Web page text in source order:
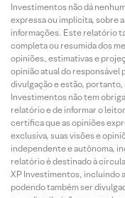
Investimentos não dá
expressa ou implícita, sobre
informações. Este relatório
completa ou resumida dos
opiniões, estimativas e
opinião atual do responsável
divulgação e estão, portanto,
Investimentos não tem
relatório e de informar o
certifica que as opiniões
exclusiva, suas visões e
independente e autônoma,
relatório é destinado à
XP Investimentos, incluindo
podendo também ser